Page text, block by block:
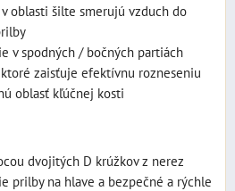
oblasti šilte smerujú vzduch do
v spodných / bočných partiách
zaisťuje efektívnu rozneseniu
oblasť kľúčnej kosti
dvojitých D krúžkov z nerez
prilby na hlave a bezpečné a rýchle